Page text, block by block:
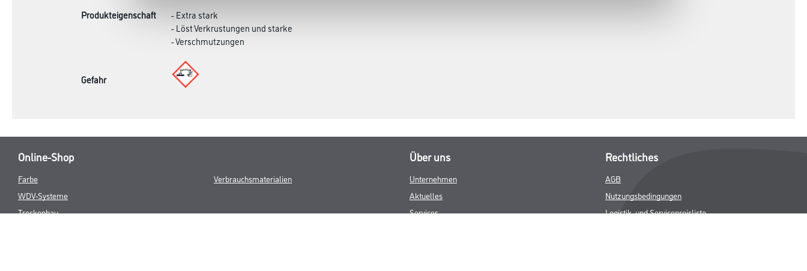
Produkteigenschaft
- Extra stark
- Löst Verkrustungen und starke
- Verschmutzungen
Gefahr
Online-Shop
Farbe
WDV-Systeme
Trockenbau
Verbrauchsmaterialien
Über uns
Unternehmen
Aktuelles
Services
Rechtliches
AGB
Nutzungsbedingungen
Logistik- und Servicepreisliste